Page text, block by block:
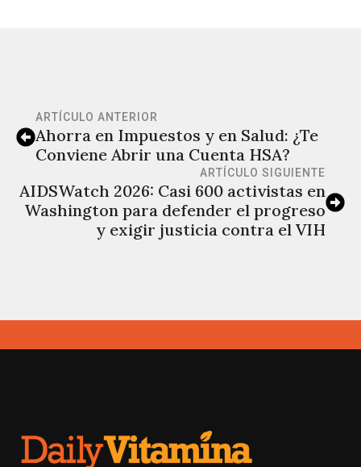
ARTÍCULO ANTERIOR
Ahorra en Impuestos y en Salud: ¿Te
Conviene Abrir una Cuenta HSA?
ARTÍCULO SIGUIENTE
AIDSWatch 2026: Casi 600 activistas en
Washington para defender el progreso
y exigir justicia contra el VIH